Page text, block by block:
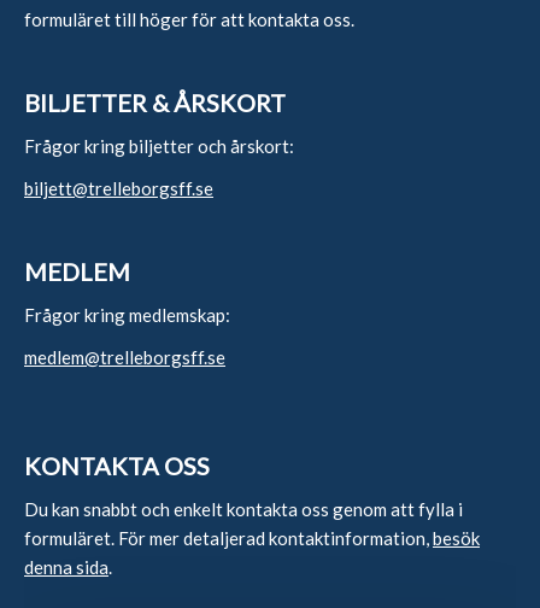
formuläret till höger för att kontakta oss.
BILJETTER & ÅRSKORT
Frågor kring biljetter och årskort:
biljett@trelleborgsff.se
MEDLEM
Frågor kring medlemskap:
medlem@trelleborgsff.se
KONTAKTA OSS
Du kan snabbt och enkelt kontakta oss genom att fylla i
formuläret. För mer detaljerad kontaktinformation,besök
denna sida.